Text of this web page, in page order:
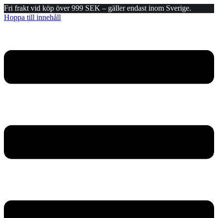
Fri frakt vid köp över 999 SEK – gäller endast inom Sverige.
Hoppa till innehåll